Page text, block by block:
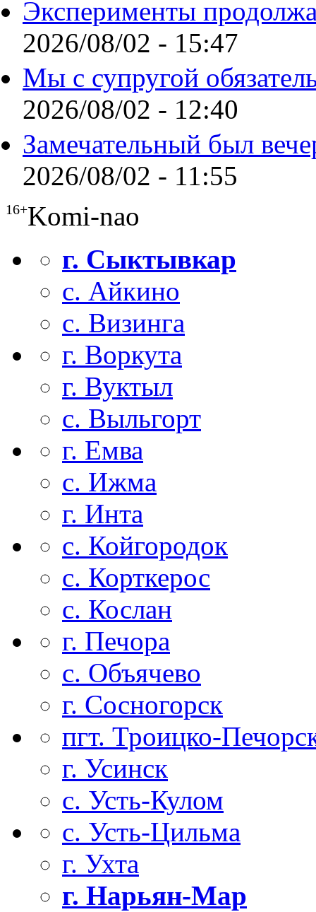
Эксперименты
2026/08/02 - 15:47
Мы с супругой
2026/08/02 - 12:40
Замечательный был
2026/08/02 - 11:55
16+Komi-nao
г. Сыктывкар
с. Айкино
с. Визинга
г. Воркута
г. Вуктыл
с. Выльгорт
г. Емва
с. Ижма
г. Инта
с. Койгородок
с. Корткерос
с. Кослан
г. Печора
с. Объячево
г. Сосногорск
пгт. Троицко-
г. Усинск
с. Усть-Кулом
с. Усть-Цильма
г. Ухта
г. Нарьян-Мар